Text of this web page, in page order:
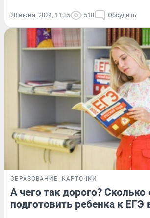
20 июня, 2024, 11:35 518 Обсудить
ОБРАЗОВАНИЕ КАРТОЧКИ
А чего так дорого? Сколько
подготовить ребенка к ЕГЭ